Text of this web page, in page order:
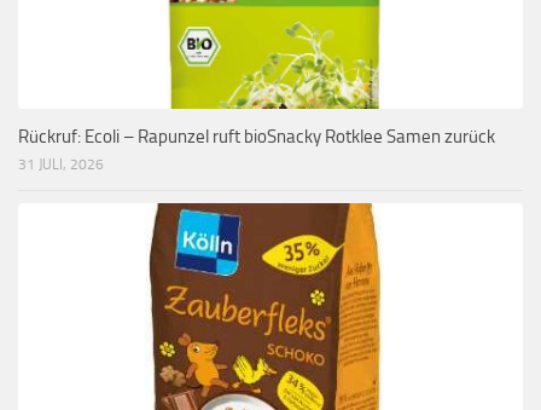
Rückruf: Ecoli – Rapunzel ruft bioSnacky Rotklee Samen zurück
31 JULI, 2026